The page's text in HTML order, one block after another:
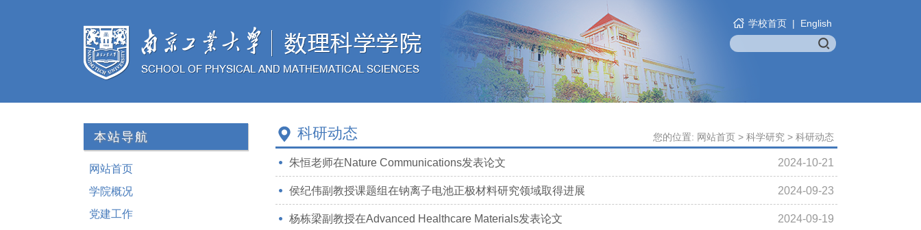
学校首页 | English
本站导航
网站首页
学院概况
党建工作
科研动态 您的位置: 网站首页 > 科学研究 > 科研动态
朱恒老师在Nature Communications发表论文 2024-10-21
侯纪伟副教授课题组在钠离子电池正极材料研究领域取得进展 2024-09-23
杨栋梁副教授在Advanced Healthcare Materials发表论文 2024-09-19